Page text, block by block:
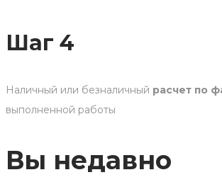
Шаг 4
Наличный или безналичный расчет по
выполненной работы
Вы недавно